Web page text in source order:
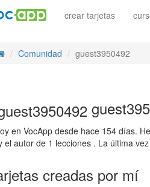
crear tarjetas
Comunidad guest3950492
en VocApp desde hace 154 días.
el autor de 1 lecciones . La última
creadas por mí